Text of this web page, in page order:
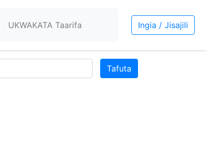
UKWAKATA Taarifa Ingia / Jisajili
Tafuta